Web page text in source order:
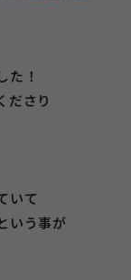
た！
ださり
いて
いう事が